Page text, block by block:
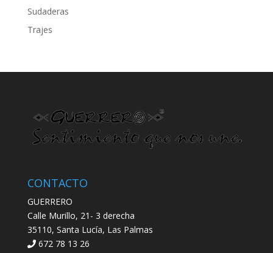
Sudaderas
Trajes
CONTACTO
GUERRERO
Calle Murillo, 21- 3 derecha
35110, Santa Lucía, Las Palmas
672 78 13 26